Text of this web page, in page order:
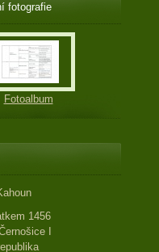
fotografie
Fotoalbum
1456
I